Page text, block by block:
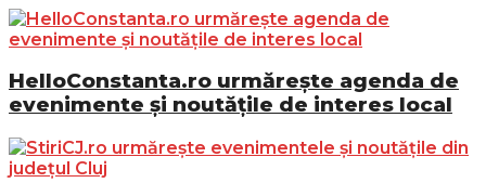
HelloConstanta.ro urmărește agenda de
evenimente și noutățile de interes local